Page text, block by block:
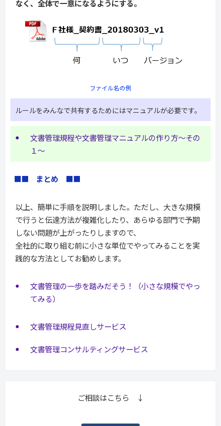
なく、全体で一意になるようにする。
ファイル名の例
ルールをみんなで共有するためにはマニュアルが必要です。
文書管理規程や文書管理マニュアルの作り方～その
１～
■■　まとめ　■■
以上、簡単に手順を説明しました。ただし、大きな規模
で行うと伝達方法が複雑化したり、あらゆる部門で予期
しない問題が上がったりしますので、
全社的に取り組む前に小さな単位でやってみることを実
践的な方法としてお勧めします。
文書管理の一歩を踏みだそう！（小さな規模でやっ
てみる）
文書管理規程見直しサービス
文書管理コンサルティングサービス
ご相談はこちら ↓